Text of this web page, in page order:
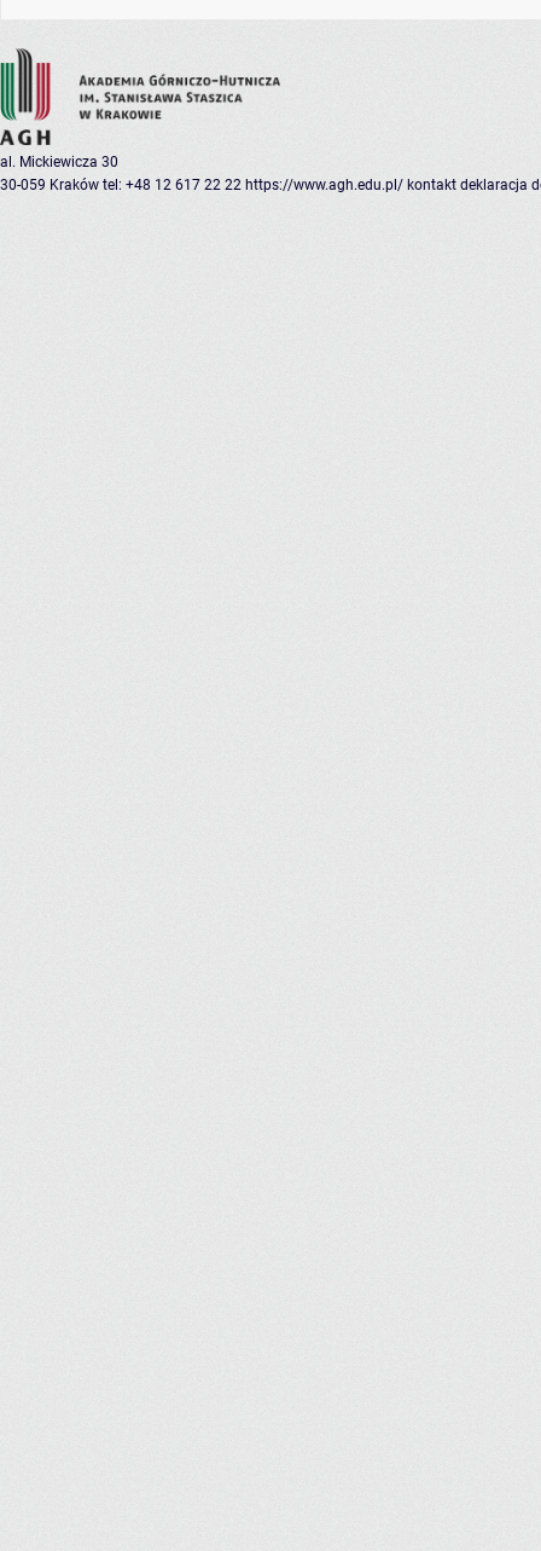
al. Mickiewicza 30
30-059 Kraków tel: +48 12 617 22 22 https://www.agh.edu.pl/ kontakt deklaracja